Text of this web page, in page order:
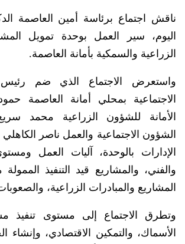
ناقش اجتماع برئاسة أمين العاصمة
اليوم، سير العمل بوحدة تمويل
الزراعية والسمكية بأمانة العاصمة.
واستعرض الاجتماع الذي ضم
الاجتماعية بمحلي أمانة العاصمة
الأمانة للشؤون الزراعية محمد
الشؤون الاجتماعية والعمل ناصر
الإدارات بالوحدة، آليات العمل
والفني، والمشاريع قيد التنفيذ
المشاريع والمبادرات الزراعية،
وتطرق الاجتماع إلى مستوى تنفيذ
الأسماك، والتمكين الاقتصادي، وإنشاء